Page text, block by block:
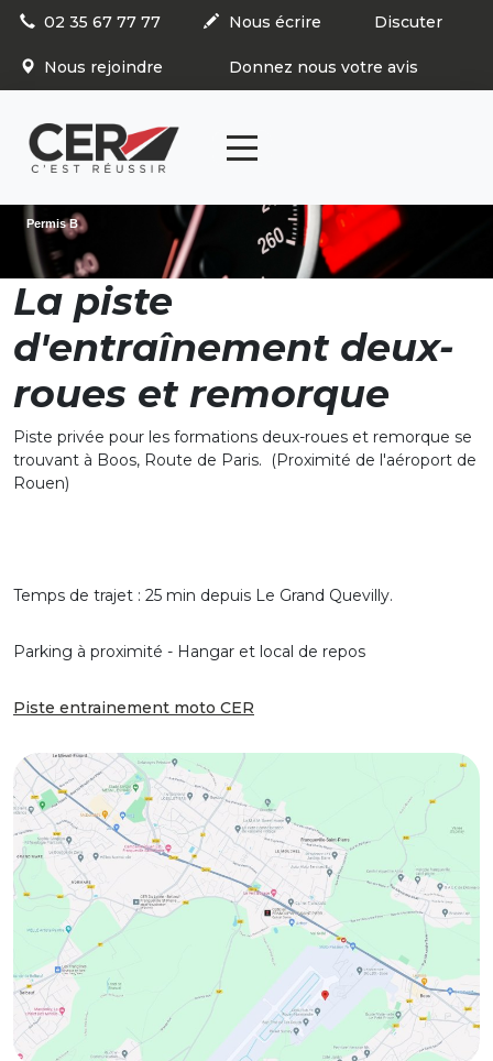
Panneau de gestion des cookies
02 35 67 77 77
Nous rejoindre
Nous écrire Discuter
Donnez nous votre avis
Permis B
La piste
d'entraînement deux-
roues et remorque
Piste privée pour les formations deux-roues et remorque se
trouvant à Boos, Route de Paris. (Proximité de l'aéroport de
Rouen)
Temps de trajet : 25 min depuis Le Grand Quevilly.
Parking à proximité - Hangar et local de repos
Piste entrainement moto CER